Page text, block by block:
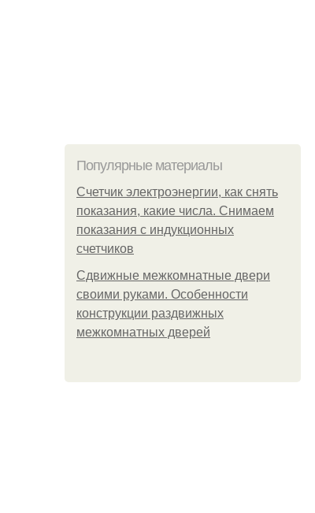
Популярные материалы
Счетчик электроэнергии, как снять
показания, какие числа. Снимаем
показания с индукционных
счетчиков
Сдвижные межкомнатные двери
своими руками. Особенности
конструкции раздвижных
межкомнатных дверей